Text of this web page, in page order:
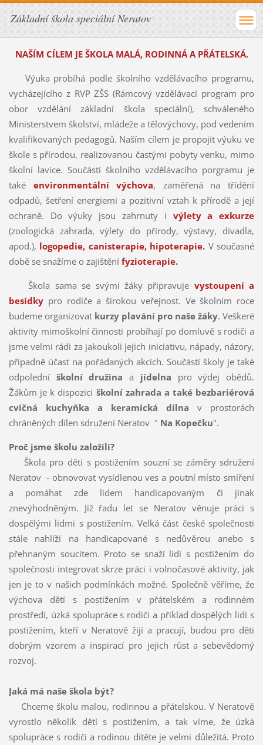
Základní škola speciální Neratov
NAŠÍM CÍLEM JE ŠKOLA MALÁ, RODINNÁ A PŘÁTELSKÁ.
Výuka probíhá podle školního vzdělávacího programu,
vycházejícího z RVP ZŠS (Rámcový vzdělávací program pro
obor vzdělání základní škola speciální), schváleného
Ministerstvem školství, mládeže a tělovýchovy, pod vedením
kvalifikovaných pedagogů. Naším cílem je propojit výuku ve
škole s přírodou, realizovanou častými pobyty venku, mimo
školní lavice. Součástí školního vzdělávacího porgramu je
také environmentální výchova, zaměřená na třídění
odpadů, šetření energiemi a pozitivní vztah k přírodě a její
ochraně. Do výuky jsou zahrnuty i výlety a exkurze
(zoologická zahrada, výlety do přírody, výstavy, divadla,
apod.), logopedie, canisterapie, hipoterapie. V současné
době se snažíme o zajištěnífyzioterapie.
Škola sama se svými žáky připravuje vystoupení a
besídky pro rodiče a širokou veřejnost. Ve školním roce
budeme organizovat kurzy plavání pro naše žáky. Veškeré
aktivity mimoškolní činnosti probíhají po domluvě s rodiči a
jsme velmi rádi za jakoukoli jejich iniciativu, nápady, názory,
případně účast na pořádaných akcích. Součástí školy je také
odpolední školní družinaa jídelna pro výdej obědů.
Žákům je k dispozici školní zahrada a také bezbariérová
cvičná kuchyňka a keramická dílnav prostorách
chráněných dílen sdružení Neratov " Na Kopečku".
Proč jsme školu založili?
Škola pro děti s postižením souzní se záměry sdružení
Neratov - obnovovat vysídlenou ves a poutní místo smíření
a pomáhat zde lidem handicapovaným či jinak
znevýhodněným. Již řadu let se Neratov věnuje práci s
dospělými lidmi s postižením. Velká část české společnosti
stále nahlíží na handicapované s nedůvěrou anebo s
přehnaným soucitem. Proto se snaží lidi s postižením do
společnosti integrovat skrze práci i volnočasové aktivity, jak
jen je to v našich podmínkách možné. Společně věříme, že
výchova dětí s postižením v přátelském a rodinném
prostředí, úzká spolupráce s rodiči a příklad dospělých lidí s
postižením, kteří v Neratově žijí a pracují, budou pro děti
dobrým vzorem a inspirací pro jejich růst a sebevědomý
rozvoj.
Jaká má naše škola být?
Chceme školu malou, rodinnou a přátelskou. V Neratově
vyrostlo několik dětí s postižením, a tak víme, že úzká
spolupráce s rodiči a rodinou dítěte je velmi důležitá. Proto